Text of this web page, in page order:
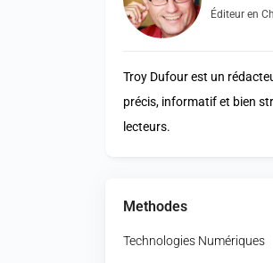
Éditeur en
Troy Dufour est un
précis, informatif et bien
lecteurs.
Methodes
Technologies Numériques